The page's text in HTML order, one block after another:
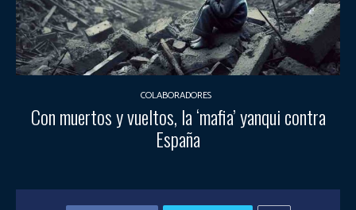
COLABORADORES
Con muertos y vueltos, la ‘mafia’ yanqui contra
España